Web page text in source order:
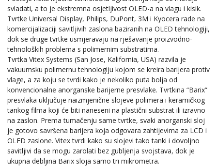
svladati, a to je ekstremna osjetljivost OLED-a na vlagu i kisik.
Tvrtke Universal Display, Philips, DuPont, 3M i Kyocera rade na
komercijalizaciji savitljivih zaslona baziranih na OLED tehnologiji,
dok se druge tvrtke usmjeravaju na rješavanje proizvodno-
tehnoloških problema s polimernim substratima.
Tvrtka Vitex Systems (San Jose, Kalifornia, USA) razvila je
vakuumsku polimernu tehnologiju kojom se kreira barijera protiv
vlage, a za koju se tvrdi kako je nekoliko puta bolja od
konvencionalne anorganske barijerne presvlake. Tvrtkina “Barix”
presvlaka uključuje naizmjenične slojeve polimera i keramičkog
tankog filma koji će biti naneseni na plastični substrat ili izravno
na zaslon. Prema tumačenju same tvrtke, svaki anorganski sloj
je gotovo savršena barijera koja odgovara zahtijevima za LCD i
OLED zaslone. Vitex tvrdi kako su slojevi tako tanki i dovoljno
savitljivi da se mogu zarolati bez gubljenja svojstava, dok je
ukupna debljina Barix sloja samo tri mikrometra.